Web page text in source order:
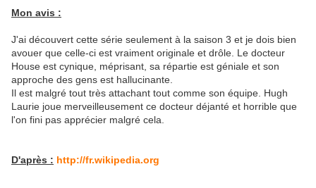
Mon avis :
J'ai découvert cette série seulement à la saison 3 et je dois bien
avouer que celle-ci est vraiment originale et drôle. Le docteur
House est cynique, méprisant, sa répartie est géniale et son
approche des gens est hallucinante.
Il est malgré tout très attachant tout comme son équipe. Hugh
Laurie joue merveilleusement ce docteur déjanté et horrible que
l'on fini pas apprécier malgré cela.
D'après : http://fr.wikipedia.org